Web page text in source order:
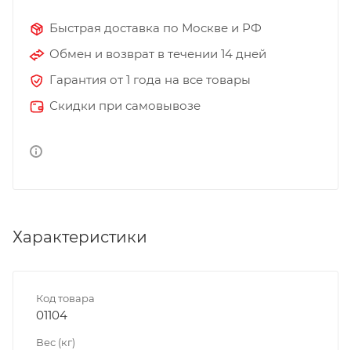
Быстрая доставка по Москве и РФ
Обмен и возврат в течении 14 дней
Гарантия от 1 года на все товары
Скидки при самовывозе
Характеристики
Код товара
01104
Вес (кг)